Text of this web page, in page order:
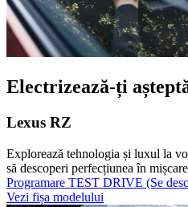
Electrizează-ți
Lexus RZ
Explorează tehnologia și luxul la
să descoperi perfecțiunea în
Programare TEST DRIVE (Se
Vezi fișa modelului